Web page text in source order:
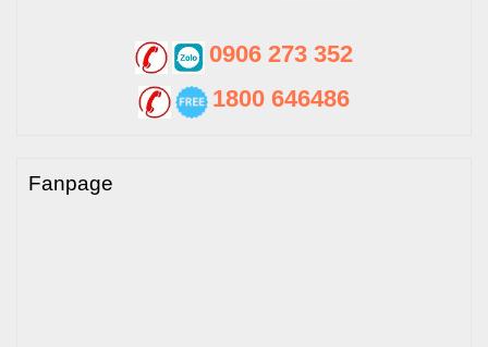
0906 273 352
1800 646486
Fanpage